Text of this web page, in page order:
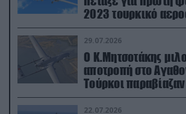
2023 τουρκικό
29.07.2026
Ο Κ.Μητσοτάκης
αποτροπή στο
Τούρκοι
drone
22.07.2026